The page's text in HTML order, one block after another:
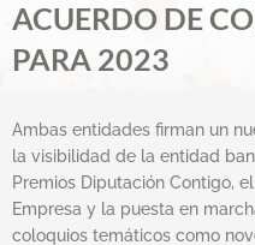
ACUERDO DE
PARA 2023
Ambas entidades firman un
la visibilidad de la entidad
Premios Diputación Contigo,
Empresa y la puesta en
coloquios temáticos como